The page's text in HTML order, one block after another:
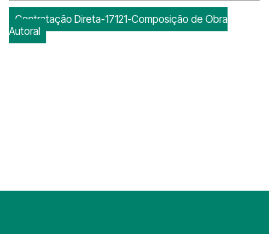
Contratação Direta-17121-Composição de Obra
Autoral